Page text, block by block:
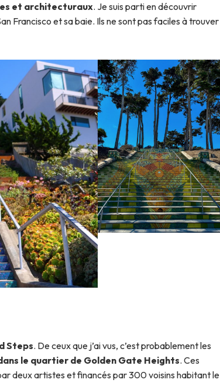
et architecturaux. Je suis parti en découvrir
Francisco et sa baie. Ils ne sont pas faciles à trouver
Steps. De ceux que j’ai vus, c’est probablement les
le quartier de Golden Gate Heights. Ces
deux artistes et financés par 300 voisins habitant le